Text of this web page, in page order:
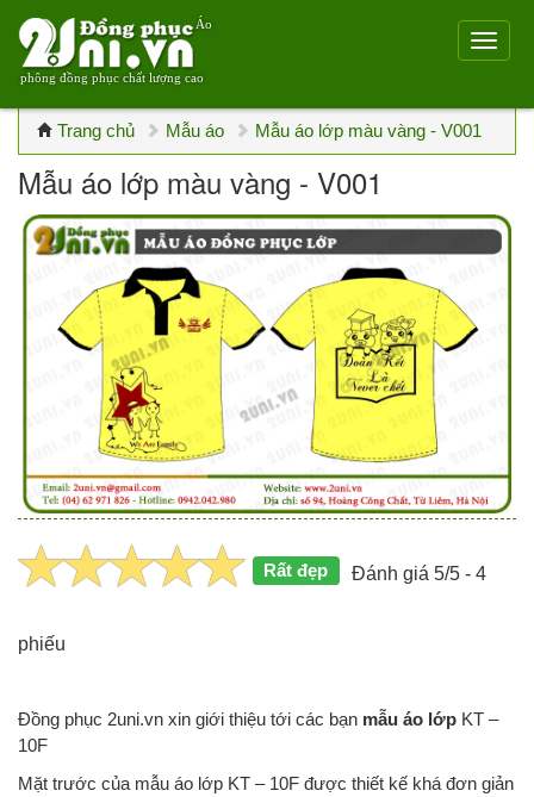
Áo
phông đồng phục chất lượng cao
Trang chủ Mẫu áo Mẫu áo lớp màu vàng - V001
Mẫu áo lớp màu vàng - V001
Rất đẹp Đánh giá 5/5 - 4
phiếu
Đồng phục 2uni.vn xin giới thiệu tới các bạn mẫu áo lớp KT –
10F
Mặt trước của mẫu áo lớp KT – 10F được thiết kế khá đơn giản